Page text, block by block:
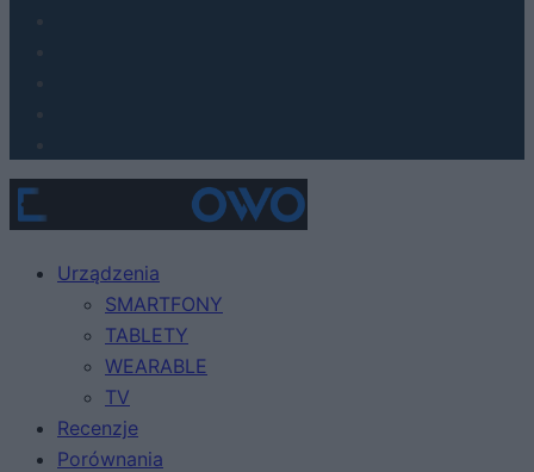
Urządzenia
SMARTFONY
TABLETY
WEARABLE
TV
Recenzje
Porównania